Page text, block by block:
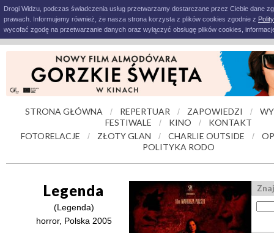
Drogi Widzu, podczas świadczenia usług przetwarzamy dostarczane przez Ciebie dane
prawach. Informujemy również, że nasza strona korzysta z plików cookies zgodnie z
wycofać zgodę na przetwarzanie danych oraz wyłączyć obsługę plików cookies,
STRONA GŁÓWNA / REPERTUAR / ZAPOWIEDZI /
FESTIWALE
/ KINO /
KONTAKT
FOTORELACJE
/ ZŁOTY GLAN / CHARLIE OUTSIDE /
POLITYKA RODO
Legenda
(Legenda)
horror, Polska 2005